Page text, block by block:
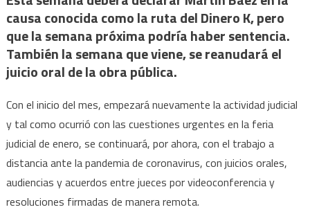
que
causa conocida como la ruta del Dinero K, pero
que la semana próxima podría haber sentencia.
También la semana que viene, se reanudará el
juicio oral de la obra pública.
Con el inicio del mes, empezará nuevamente la actividad judicial
y tal como ocurrió con las cuestiones urgentes en la feria
judicial de enero, se continuará, por ahora, con el trabajo a
distancia ante la pandemia de coronavirus, con juicios orales,
audiencias y acuerdos entre jueces por videoconferencia y
resoluciones firmadas de manera remota.